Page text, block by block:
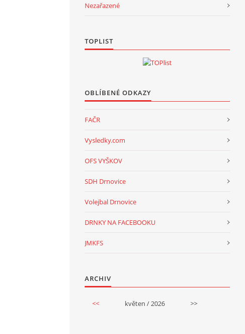
Nezařazené
TOPLIST
OBLÍBENÉ ODKAZY
FAČR
Vysledky.com
OFS VYŠKOV
SDH Drnovice
Volejbal Drnovice
DRNKY NA FACEBOOKU
JMKFS
ARCHIV
<< květen / 2026 >>